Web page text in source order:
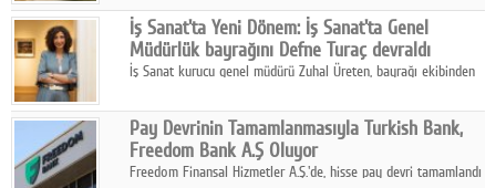
katmanlı bir aile hikâyesi anlatıyor.
İş Sanat'ta Yeni Dönem: İş Sanat'ta Genel
Müdürlük bayrağını Defne Turaç devraldı
İş Sanat kurucu genel müdürü Zuhal Üreten, bayrağı ekibinden
Pay Devrinin Tamamlanmasıyla Turkish Bank,
Freedom Bank A.Ş Oluyor
Freedom Finansal Hizmetler A.Ş.'de, hisse pay devri tamamlandı